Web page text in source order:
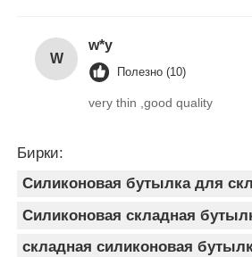
W
w*y
Полезно (10)
very thin ,good quality
Бирки:
Силиконовая бутылка для
Силиконовая складная
складная силиконовая